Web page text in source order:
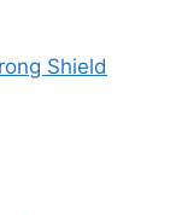
Shield